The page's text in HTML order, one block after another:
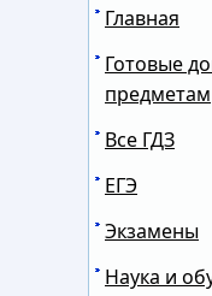
Главная
Готовые
предметам
Все ГДЗ
ЕГЭ
Экзамены
Наука и